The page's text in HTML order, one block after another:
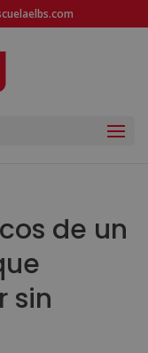
de un
sin